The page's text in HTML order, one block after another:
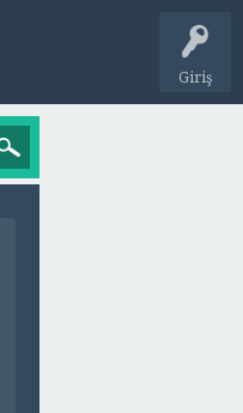
Giriş